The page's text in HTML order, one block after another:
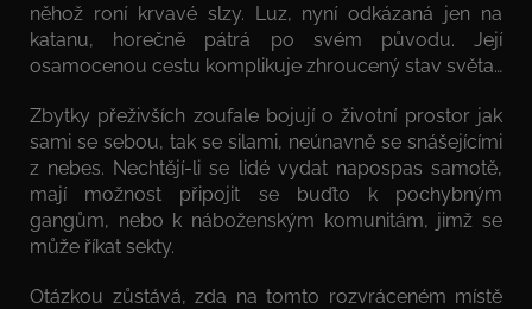
něhož roní krvavé slzy. Luz, nyní odkázaná jen na
katanu, horečně pátrá po svém původu. Její
osamocenou cestu komplikuje zhroucený stav světa…
Zbytky přeživších zoufale bojují o životní prostor jak
sami se sebou, tak se silami, neúnavně se snášejícími
z nebes. Nechtějí-li se lidé vydat napospas samotě,
mají možnost připojit se buďto k pochybným
gangům, nebo k náboženským komunitám, jimž se
může říkat sekty.
Otázkou zůstává, zda na tomto rozvráceném místě